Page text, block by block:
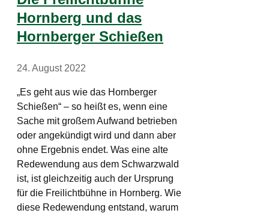
Hornberg und das
Hornberger Schießen
24. August 2022
„Es geht aus wie das Hornberger
Schießen“ – so heißt es, wenn eine
Sache mit großem Aufwand betrieben
oder angekündigt wird und dann aber
ohne Ergebnis endet. Was eine alte
Redewendung aus dem Schwarzwald
ist, ist gleichzeitig auch der Ursprung
für die Freilichtbühne in Hornberg. Wie
diese Redewendung entstand, warum